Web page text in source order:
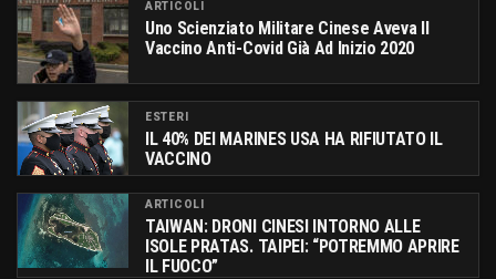
ARTICOLI
Uno Scienziato Militare Cinese Aveva Il
Vaccino Anti-Covid Già Ad Inizio 2020
ESTERI
IL 40% DEI MARINES USA HA RIFIUTATO IL
VACCINO
ARTICOLI
TAIWAN: DRONI CINESI INTORNO ALLE
ISOLE PRATAS. TAIPEI: “POTREMMO APRIRE
IL FUOCO”